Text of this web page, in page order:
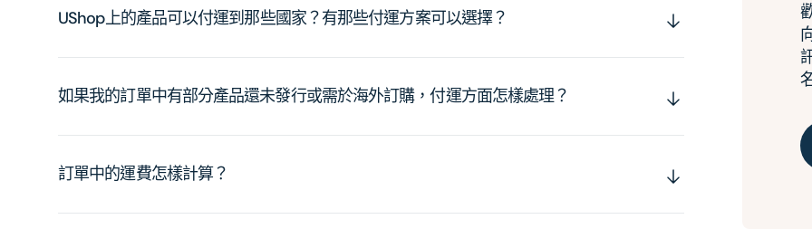
UShop上的產品可以付運到那些國家？有那些付運方案可以選擇？
如果我的訂單中有部分產品還未發行或需於海外訂購，付運方面怎樣處理？
訂單中的運費怎樣計算？